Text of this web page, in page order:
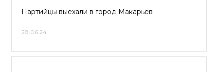
Партийцы выехали в город Макарьев
28.06.24